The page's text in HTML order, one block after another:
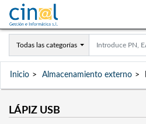
Todas las categorías
Inicio Almacenamiento externo
LÁPIZ USB